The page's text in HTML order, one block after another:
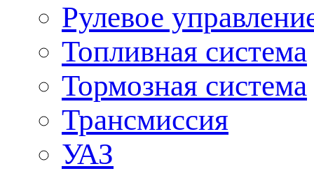
Рулевое
Топливная система
Тормозная система
Трансмиссия
УАЗ